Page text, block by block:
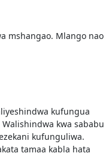
mshangao. Mlango nao
kufungua
kwa sababu
kufunguliwa.
tamaa kabla hata